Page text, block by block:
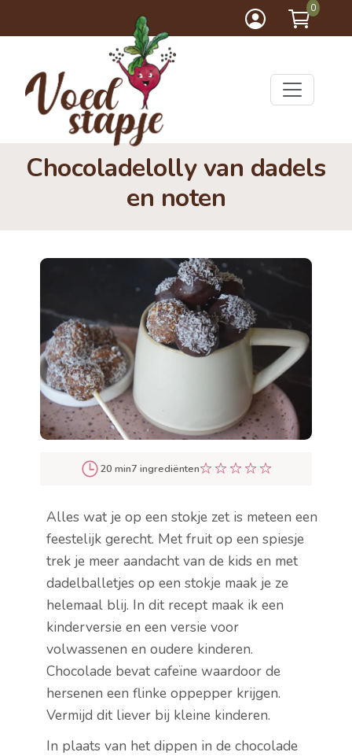
0
Chocoladelolly van dadels
en noten
20 min7 ingrediënten
Alles wat je op een stokje zet is meteen een
feestelijk gerecht. Met fruit op een spiesje
trek je meer aandacht van de kids en met
dadelballetjes op een stokje maak je ze
helemaal blij. In dit recept maak ik een
kinderversie en een versie voor
volwassenen en oudere kinderen.
Chocolade bevat cafeïne waardoor de
hersenen een flinke oppepper krijgen.
Vermijd dit liever bij kleine kinderen.
In plaats van het dippen in de chocolade